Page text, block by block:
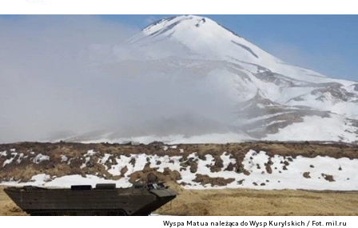
Wyspa Matua należąca do Wysp Kurylskich / Fot. mil.ru